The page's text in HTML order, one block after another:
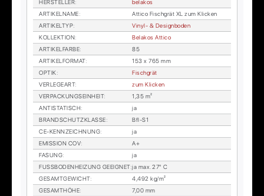
HER­STEL­LER:
bela­kos
AR­TI­KEL­NA­ME:
At­ti­co Fisch­grät XL zum Kli­cken
AR­TI­KEL­TYP:
Vi­nyl- & De­sign­bo­den
KOL­LEK­TI­ON:
Bela­kos At­ti­co
AR­TI­KEL­FAR­BE:
85
AR­TI­KEL­FOR­MAT:
153 x 765 mm
OP­TIK:
Fisch­grät
VER­LE­GE­ART:
zum Kli­cken
VER­PA­CKUNGS­EIN­HEIT:
1,35 m²
AN­TI­STA­TISCH:
ja
BRAND­SCHUTZ­KLAS­SE:
Bfl-S1
CE-KENN­ZEICH­NUNG:
ja
EMIS­SI­ON COV:
A+
FA­SUNG:
ja
FUSS­BO­DEN­HEI­ZUNG GE­EIG­NET:ja max. 27° C
GE­SAMT­GE­WICHT:
4,492 kg/m²
GE­SAMT­HÖ­HE:
7,00 mm